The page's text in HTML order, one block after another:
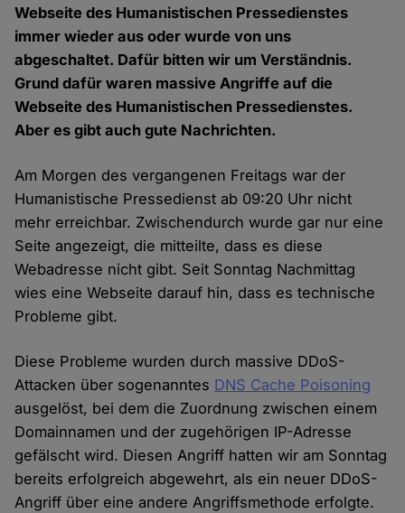
Webseite des Humanistischen Pressedienstes
immer wieder aus oder wurde von uns
abgeschaltet. Dafür bitten wir um Verständnis.
Grund dafür waren massive Angriffe auf die
Webseite des Humanistischen Pressedienstes.
Aber es gibt auch gute Nachrichten.
Am Morgen des vergangenen Freitags war der
Humanistische Pressedienst ab 09:20 Uhr nicht
mehr erreichbar. Zwischendurch wurde gar nur eine
Seite angezeigt, die mitteilte, dass es diese
Webadresse nicht gibt. Seit Sonntag Nachmittag
wies eine Webseite darauf hin, dass es technische
Probleme gibt.
Diese Probleme wurden durch massive DDoS-
Attacken über sogenanntes DNS Cache Poisoning
ausgelöst, bei dem die Zuordnung zwischen einem
Domainnamen und der zugehörigen IP-Adresse
gefälscht wird. Diesen Angriff hatten wir am Sonntag
bereits erfolgreich abgewehrt, als ein neuer DDoS-
Angriff über eine andere Angriffsmethode erfolgte.